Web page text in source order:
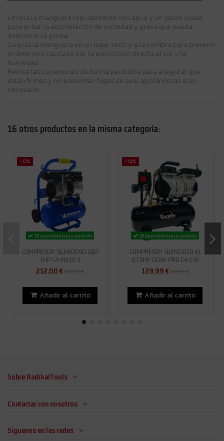
Limpia la manguera regularmente con agua y un jabón suave
para evitar la acumulación de suciedad y grasa que pueda
deteriorar la goma.
Guarda la manguera en un lugar seco y a la sombra para prevenir
el deterioro causado por la exposición directa al sol y la
humedad.
Revisa las conexiones de forma periódica para asegurar que
están firmes y no presentan fugas de aire, ajustándolas si es
necesario.
16 otros productos en la misma categoría:
-12%
Disponible bajo pedido
COMPRESOR SILENCIOSO 10LT
1HP CA-MX10-1
212,00 €240,79 €
Añadir al carrito
-10%
Disponible bajo pedido
COMPRESOR SILENCIOSO 6L
0,75HP CEVIK PRO CA-CS6
129,99 €143,99 €
Añadir al carrito
Sobre RadikalTools
Contactar con nosotros
Síguenos en las redes